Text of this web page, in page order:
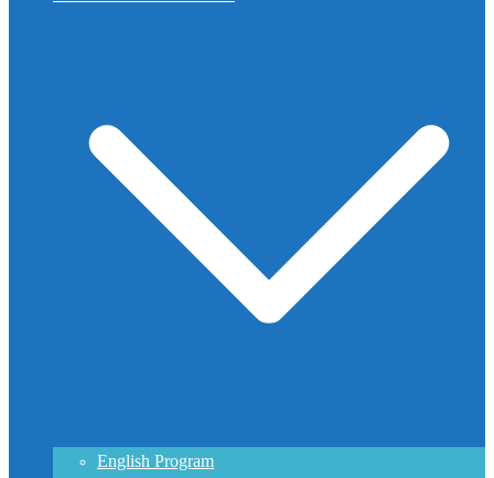
English Program